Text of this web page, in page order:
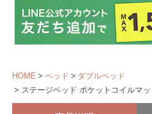
HOME ベッド
ダブルベッド
ステージベッド ポケットコイルマ